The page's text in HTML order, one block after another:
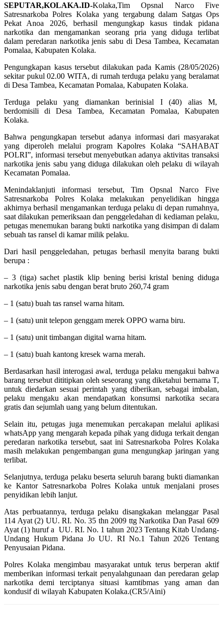
SEPUTAR,KOLAKA.ID-Kolaka,Tim Opsnal Narco Five
Satresnarkoba Polres Kolaka yang tergabung dalam Satgas Ops
Pekat Anoa 2026, berhasil mengungkap kasus tindak pidana
narkotika dan mengamankan seorang pria yang diduga terlibat
dalam peredaran narkotika jenis sabu di Desa Tambea, Kecamatan
Pomalaa, Kabupaten Kolaka.
Pengungkapan kasus tersebut dilakukan pada Kamis (28/05/2026)
sekitar pukul 02.00 WITA, di rumah terduga pelaku yang beralamat
di Desa Tambea, Kecamatan Pomalaa, Kabupaten Kolaka.
Terduga pelaku yang diamankan berinisial I (40) alias M,
berdomisili di Desa Tambea, Kecamatan Pomalaa, Kabupaten
Kolaka.
Bahwa pengungkapan tersebut adanya informasi dari masyarakat
yang diperoleh melalui program Kapolres Kolaka “SAHABAT
POLRI”, informasi tersebut menyebutkan adanya aktivitas transaksi
narkotika jenis sabu yang diduga dilakukan oleh pelaku di wilayah
Kecamatan Pomalaa.
Menindaklanjuti informasi tersebut, Tim Opsnal Narco Five
Satresnarkoba Polres Kolaka melakukan penyelidikan hingga
akhirnya berhasil mengamankan terduga pelaku di depan rumahnya,
saat dilakukan pemeriksaan dan penggeledahan di kediaman pelaku,
petugas menemukan barang bukti narkotika yang disimpan di dalam
sebuah tas ransel di kamar milik pelaku.
Dari hasil penggeledahan, petugas berhasil menyita barang bukti
berupa :
– 3 (tiga) sachet plastik klip bening berisi kristal bening diduga
narkotika jenis sabu dengan berat bruto 260,74 gram
– 1 (satu) buah tas ransel warna hitam.
– 1 (satu) unit telepon genggam merek OPPO warna biru.
– 1 (satu) unit timbangan digital warna hitam.
– 1 (satu) buah kantong kresek warna merah.
Berdasarkan hasil interogasi awal, terduga pelaku mengakui bahwa
barang tersebut dititipkan oleh seseorang yang diketahui bernama T,
untuk diedarkan sesuai perintah yang diberikan, sebagai imbalan,
pelaku mengaku akan mendapatkan konsumsi narkotika secara
gratis dan sejumlah uang yang belum ditentukan.
Selain itu, petugas juga menemukan percakapan melalui aplikasi
whatsApp yang mengarah kepada pihak yang diduga terkait dengan
peredaran narkotika tersebut, saat ini Satresnarkoba Polres Kolaka
masih melakukan pengembangan guna mengungkap jaringan yang
terlibat.
Selanjutnya, terduga pelaku beserta seluruh barang bukti diamankan
ke Kantor Satresnarkoba Polres Kolaka untuk menjalani proses
penyidikan lebih lanjut.
Atas perbuatannya, terduga pelaku disangkakan melanggar Pasal
114 Ayat (2) UU. RI. No. 35 thn 2009 ttg Narkotika Dan Pasal 609
Ayat (1) huruf a UU. RI. No. 1 tahun 2023 Tentang Kitab Undang-
Undang Hukum Pidana Jo UU. RI No.1 Tahun 2026 Tentang
Penyusaian Pidana.
Polres Kolaka mengimbau masyarakat untuk terus berperan aktif
memberikan informasi terkait penyalahgunaan dan peredaran gelap
narkotika demi terciptanya situasi kamtibmas yang aman dan
kondusif di wilayah Kabupaten Kolaka.(CR5/Aini)